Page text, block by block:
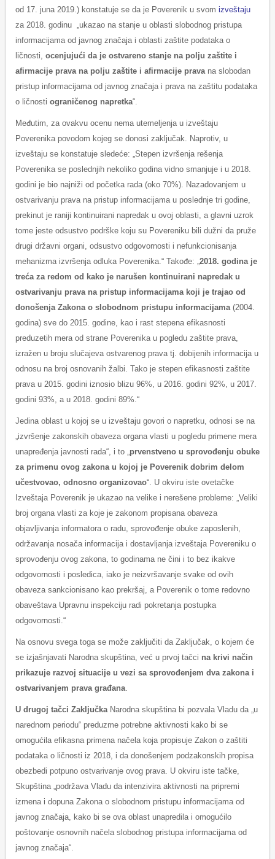
od 17. juna 2019.) konstatuje se da je Poverenik u svom izveštaju
za 2018. godinu „ukazao na stanje u oblasti slobodnog pristupa
informacijama od javnog značaja i oblasti zaštite podataka o
ličnosti, ocenjujući da je ostvareno stanje na polju zaštite i
afirmacije prava na polju zaštite i afirmacije pravana slobodan
pristup informacijama od javnog značaja i prava na zaštitu podataka
o ličnosti ograničenog napretka“.
Međutim, za ovakvu ocenu nema utemeljenja u izveštaju
Poverenika povodom kojeg se donosi zaključak. Naprotiv, u
izveštaju se konstatuje sledeće: „Stepen izvršenja rešenja
Poverenika se poslednjih nekoliko godina vidno smanjuje i u 2018.
godini je bio najniži od početka rada (oko 70%). Nazadovanjem u
ostvarivanju prava na pristup informacijama u poslednje tri godine,
prekinut je raniji kontinuirani napredak u ovoj oblasti, a glavni uzrok
tome jeste odsustvo podrške koju su Povereniku bili dužni da pruže
drugi državni organi, odsustvo odgovornosti i nefunkcionisanja
mehanizma izvršenja odluka Poverenika.“ Takođe: „2018. godina je
treća za redom od kako je narušen kontinuirani napredak u
ostvarivanju prava na pristup informacijama koji je trajao od
donošenja Zakona o slobodnom pristupu informacijama(2004.
godina) sve do 2015. godine, kao i rast stepena efikasnosti
preduzetih mera od strane Poverenika u pogledu zaštite prava,
izražen u broju slučajeva ostvarenog prava tj. dobijenih informacija u
odnosu na broj osnovanih žalbi. Tako je stepen efikasnosti zaštite
prava u 2015. godini iznosio blizu 96%, u 2016. godini 92%, u 2017.
godini 93%, a u 2018. godini 89%.“
Jedina oblast u kojoj se u izveštaju govori o napretku, odnosi se na
„izvršenje zakonskih obaveza organa vlasti u pogledu primene mera
unapređenja javnosti rada“, i to „prvenstveno u sprovođenju obuke
za primenu ovog zakona u kojoj je Poverenik dobrim delom
učestvovao, odnosno organizovao“. U okviru iste ovetačke
Izveštaja Poverenik je ukazao na velike i nerešene probleme: „Veliki
broj organa vlasti za koje je zakonom propisana obaveza
objavljivanja informatora o radu, sprovođenje obuke zaposlenih,
održavanja nosača informacija i dostavljanja izveštaja Povereniku o
sprovođenju ovog zakona, to godinama ne čini i to bez ikakve
odgovornosti i posledica, iako je neizvršavanje svake od ovih
obaveza sankcionisano kao prekršaj, a Poverenik o tome redovno
obaveštava Upravnu inspekciju radi pokretanja postupka
odgovornosti.“
Na osnovu svega toga se može zaključiti da Zaključak, o kojem će
se izjašnjavati Narodna skupština, već u prvoj tačci na krivi način
prikazuje razvoj situacije u vezi sa sprovođenjem dva zakona i
ostvarivanjem prava građana.
U drugoj tačci ZaključkaNarodna skupština bi pozvala Vladu da „u
narednom periodu“ preduzme potrebne aktivnosti kako bi se
omogućila efikasna primena načela koja propisuje Zakon o zaštiti
podataka o ličnosti iz 2018, i da donošenjem podzakonskih propisa
obezbedi potpuno ostvarivanje ovog prava. U okviru iste tačke,
Skupština „podržava Vladu da intenzivira aktivnosti na pripremi
izmena i dopuna Zakona o slobodnom pristupu informacijama od
javnog značaja, kako bi se ova oblast unapredila i omogućilo
poštovanje osnovnih načela slobodnog pristupa informacijama od
javnog značaja“.